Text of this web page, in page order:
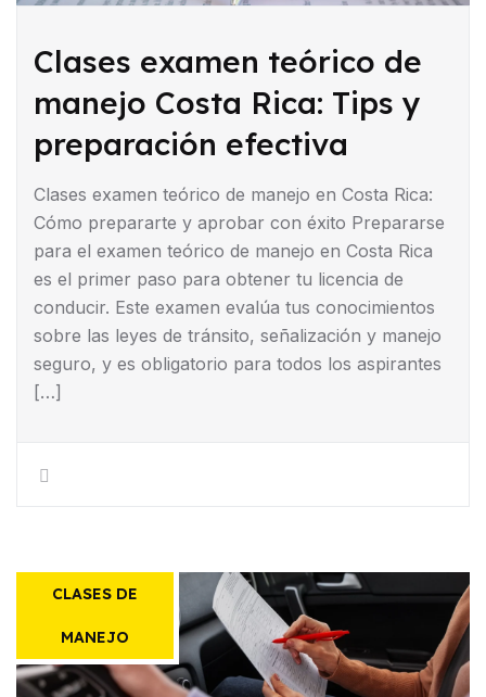
Clases examen teórico de
manejo Costa Rica: Tips y
preparación efectiva
Clases examen teórico de manejo en Costa Rica:
Cómo prepararte y aprobar con éxito Prepararse
para el examen teórico de manejo en Costa Rica
es el primer paso para obtener tu licencia de
conducir. Este examen evalúa tus conocimientos
sobre las leyes de tránsito, señalización y manejo
seguro, y es obligatorio para todos los aspirantes
[…]
CLASES DE
MANEJO